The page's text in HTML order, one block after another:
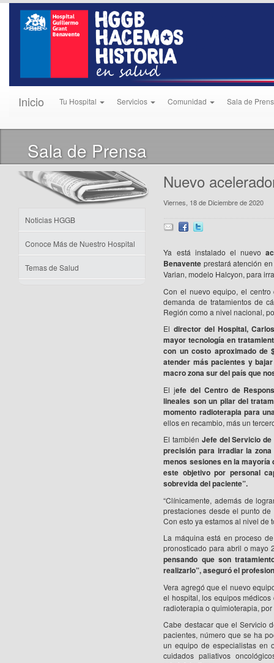
Inicio Tu Hospital Servicios Comunidad Sala de
Sala de Prensa
Noticias HGGB
Conoce Más de Nuestro Hospital
Temas de Salud
Nuevo
Viernes, 18 de Diciembre de 2020
Ya está instalado el nuevo
Benavente prestará atención
Varian, modelo Halcyon, para
Con el nuevo equipo, el
demanda de tratamientos de
Región como a nivel nacional,
El director del Hospital,
mayor tecnología en
con un costo aproximado de
atender más pacientes y
macro zona sur del país que
El jefe del Centro de
lineales son un pilar del
momento radioterapia para
ellos en recambio, más un
El también Jefe del Servicio
precisión para irradiar la
menos sesiones en la mayoría
este objetivo por personal
sobrevida del paciente”.
“Clínicamente, además de
prestaciones desde el punto
Con esto ya estamos al nivel de
La máquina está en proceso
pronosticado para abril o
pensando que son
realizarlo”, aseguró el
Vera agregó que el nuevo
el hospital, los equipos
radioterapia o quimioterapia,
Cabe destacar que el Servicio
pacientes, número que se ha
un equipo de especialistas en
cuidados paliativos